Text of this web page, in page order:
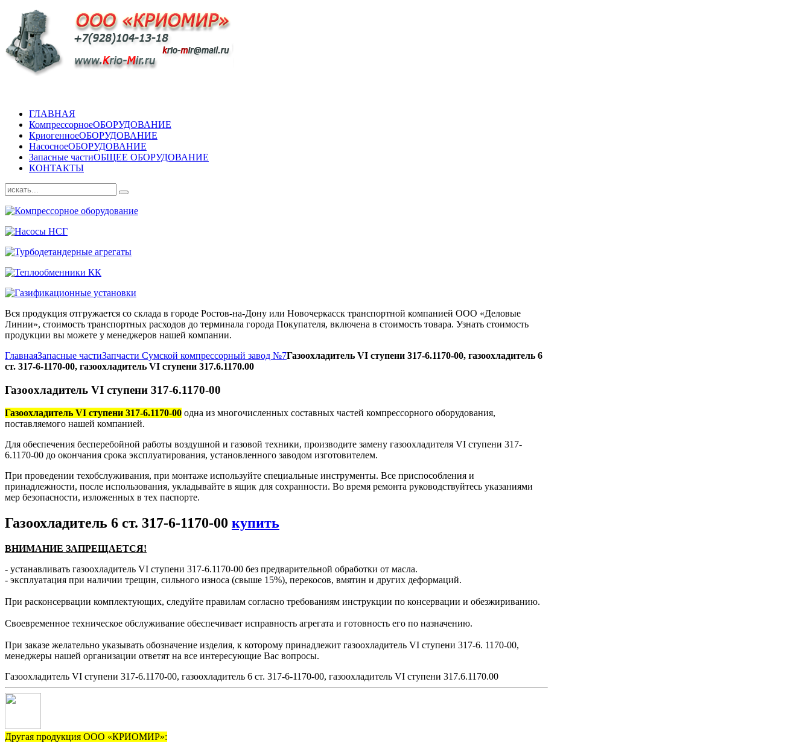
ГЛАВНАЯ
КомпрессорноеОБОРУДОВАНИЕ
КриогенноеОБОРУДОВАНИЕ
НасосноеОБОРУДОВАНИЕ
Запасные частиОБЩЕЕ ОБОРУДОВАНИЕ
КОНТАКТЫ
Вся продукция отгружается со склада в городе Ростов-на-Дону или Новочеркасск транспортной компанией ООО «Деловые
Линии», стоимость транспортных расходов до терминала города Покупателя, включена в стоимость товара. Узнать стоимость
продукции вы можете у менеджеров нашей компании.
ГлавнаяЗапасные частиЗапчасти Сумской компрессорный завод №7Газоохладитель VI ступени 317-6.1170-00, газоохладитель 6
ст. 317-6-1170-00, газоохладитель VI ступени 317.6.1170.00
Газоохладитель VI ступени 317-6.1170-00
Газоохладитель VI ступени 317-6.1170-00 одна из многочисленных составных частей компрессорного оборудования,
поставляемого нашей компанией.
Для обеспечения бесперебойной работы воздушной и газовой техники, производите замену газоохладителя VI ступени 317-
6.1170-00 до окончания срока эксплуатирования, установленного заводом изготовителем.
При проведении техобслуживания, при монтаже используйте специальные инструменты. Все приспособления и
принадлежности, после использования, укладывайте в ящик для сохранности. Во время ремонта руководствуйтесь указаниями
мер безопасности, изложенных в тех паспорте.
Газоохладитель 6 ст. 317-6-1170-00 купить
ВНИМАНИЕ ЗАПРЕЩАЕТСЯ!
- устанавливать газоохладитель VI ступени 317-6.1170-00 без предварительной обработки от масла.
- эксплуатация при наличии трещин, сильного износа (свыше 15%), перекосов, вмятин и других деформаций.
При расконсервации комплектующих, следуйте правилам согласно требованиям инструкции по консервации и обезжириванию.
Своевременное техническое обслуживание обеспечивает исправность агрегата и готовность его по назначению.
При заказе желательно указывать обозначение изделия, к которому принадлежит газоохладитель VI ступени 317-6. 1170-00,
менеджеры нашей организации ответят на все интересующие Вас вопросы.
Газоохладитель VI ступени 317-6.1170-00, газоохладитель 6 ст. 317-6-1170-00, газоохладитель VI ступени 317.6.1170.00
Другая продукция ООО «КРИОМИР»: